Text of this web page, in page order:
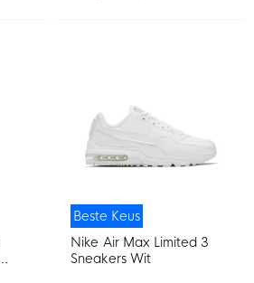
Beste Keus
Nike Air Max Limited 3
Sneakers Wit